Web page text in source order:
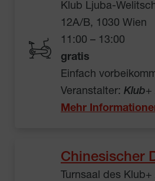
Klub Ljuba-
12A/B, 1030 Wien
11:00 – 13:00
gratis
Einfach
Veranstalter: Klub+
Mehr
Chinesischer
Turnsaal des